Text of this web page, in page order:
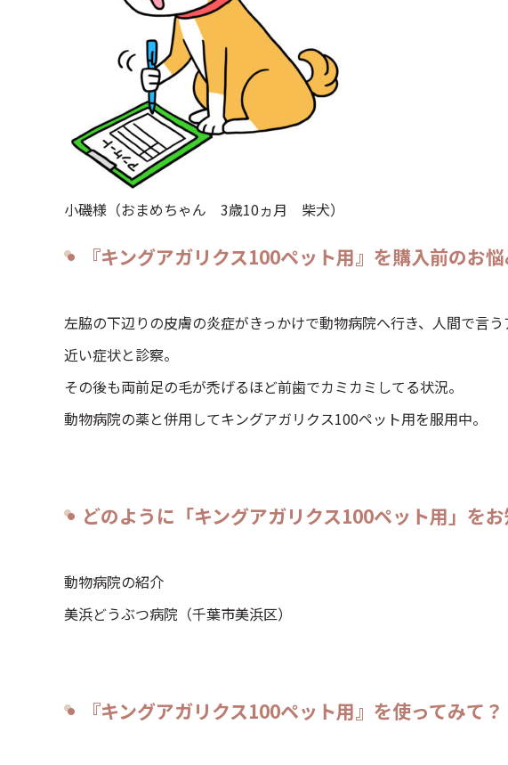
小磯様（おまめちゃん 3歳10ヵ月 柴犬）
『キングアガリクス100ペット用』を購入前のお
左脇の下辺りの皮膚の炎症がきっかけで動物病院へ行き、人間で言
近い症状と診察。
その後も両前足の毛が禿げるほど前歯でカミカミしてる状況。
動物病院の薬と併用してキングアガリクス100ペット用を服用中。
どのように「キングアガリクス100ペット用」を
動物病院の紹介
美浜どうぶつ病院（千葉市美浜区）
『キングアガリクス100ペット用』を使ってみて？